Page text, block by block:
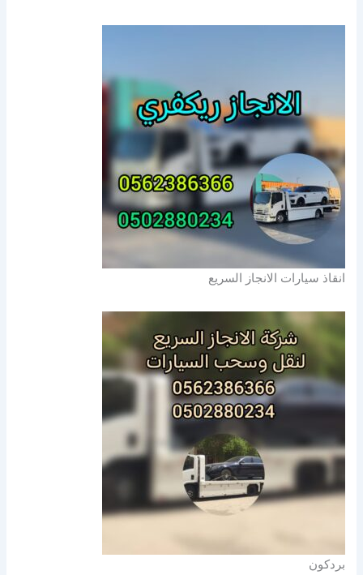
انقاذ سيارات الانجاز السريع
بردكون